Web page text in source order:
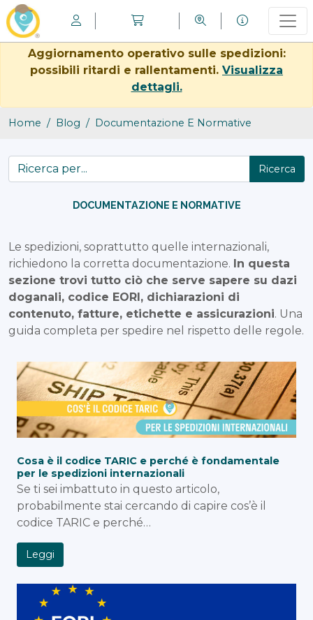
Aggiornamento operativo sulle spedizioni:
possibili ritardi e rallentamenti. Visualizza
dettagli.
Home Blog Documentazione E Normative
Ricerca
DOCUMENTAZIONE E NORMATIVE
Le spedizioni, soprattutto quelle internazionali,
richiedono la corretta documentazione. In questa
sezione trovi tutto ciò che serve sapere su dazi
doganali, codice EORI, dichiarazioni di
contenuto, fatture, etichette e assicurazioni. Una
guida completa per spedire nel rispetto delle regole.
Cosa è il codice TARIC e perché è fondamentale
per le spedizioni internazionali
Se ti sei imbattuto in questo articolo,
probabilmente stai cercando di capire cos’è il
codice TARIC e perché…
Leggi